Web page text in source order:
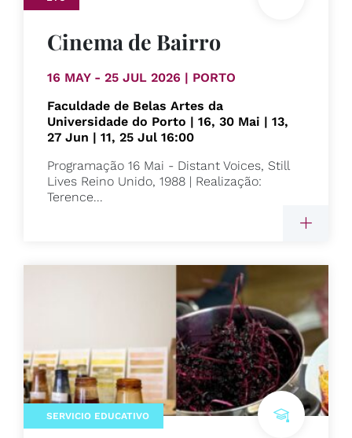
Cinema de Bairro
16 MAY - 25 JUL 2026 | PORTO
Faculdade de Belas Artes da
Universidade do Porto | 16, 30 Mai | 13,
27 Jun | 11, 25 Jul 16:00
Programação 16 Mai - Distant Voices, Still
Lives Reino Unido, 1988 | Realização:
Terence...
SERVICIO EDUCATIVO